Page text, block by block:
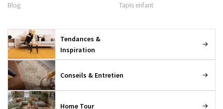
Blog
Tapis enfant
Tendances &
Inspiration
Conseils & Entretien
Home Tour